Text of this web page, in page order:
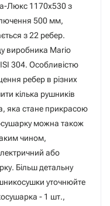
Люкс 1170х530 з
500 мм,
з 22 ребер.
виробника Mario
304. Особливістю
ребер в різних
кілька рушників
яка стане прикрасою
можна також
чином,
або
Більш детальну
уточнюйте
- 1 шт.,